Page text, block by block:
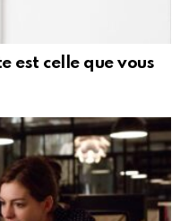
est celle que vous